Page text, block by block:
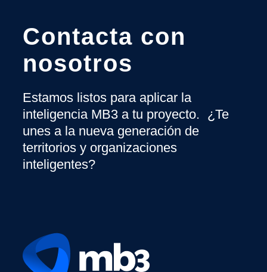
Contacta con
nosotros
Estamos listos para aplicar la
inteligencia MB3 a tu proyecto. ¿Te
unes a la nueva generación de
territorios y organizaciones
inteligentes?